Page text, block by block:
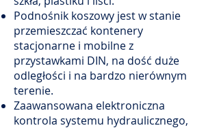
Podnośnik koszowy jest w stanie
przemieszczać kontenery
stacjonarne i mobilne z
przystawkami DIN, na dość duże
odległości i na bardzo nierównym
terenie.
Zaawansowana elektroniczna
kontrola systemu hydraulicznego,